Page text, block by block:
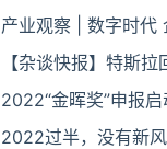
产业观察 | 数字时代
【杂谈快报】特斯
息，用交付量说话；
20000名...
2022“金晖奖”申报
生态
2022过半，没有新